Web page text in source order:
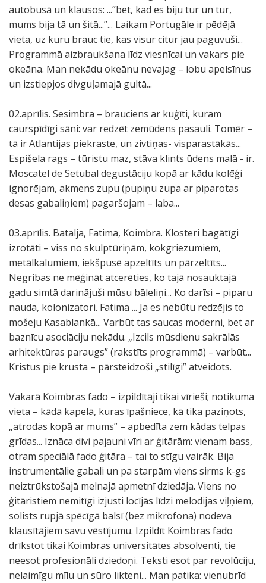
autobusā un klausos: ...”bet, kad es biju tur un tur,
mums bija tā un šitā...”... Laikam Portugāle ir pēdējā
vieta, uz kuru brauc tie, kas visur citur jau paguvuši...
Programmā aizbraukšana līdz viesnīcai un vakars pie
okeāna. Man nekādu okeānu nevajag – lobu apelsīnus
un izstiepjos divguļamajā gultā...
02.aprīlis. Sesimbra – brauciens ar kuģīti, kuram
caurspīdīgi sāni: var redzēt zemūdens pasauli. Tomēr –
tā ir Atlantijas piekraste, un zivtiņas- visparastākās...
Espišela rags – tūristu maz, stāva klints ūdens malā - ir.
Moscatel de Setubal degustāciju kopā ar kādu kolēģi
ignorējam, akmens zupu (pupiņu zupa ar piparotas
desas gabaliņiem) pagaršojam – laba...
03.aprīlis. Batalja, Fatima, Koimbra. Klosteri bagātīgi
izrotāti – viss no skulptūriņām, kokgriezumiem,
metālkalumiem, iekšpusē apzeltīts un pārzeltīts...
Negribas ne mēģināt atcerēties, ko tajā nosauktajā
gadu simtā darinājuši mūsu bāleliņi... Ko darīsi – piparu
nauda, kolonizatori. Fatima ... Ja es nebūtu redzējis to
mošeju Kasablankā... Varbūt tas saucas moderni, bet ar
baznīcu asociāciju nekādu. „Izcils mūsdienu sakrālās
arhitektūras paraugs” (rakstīts programmā) – varbūt...
Kristus pie krusta – pārsteidzoši „stilīgi” atveidots.
Vakarā Koimbras fado – izpildītāji tikai vīrieši; notikuma
vieta – kādā kapelā, kuras īpašniece, kā tika paziņots,
„atrodas kopā ar mums” – apbedīta zem kādas telpas
grīdas... Iznāca divi pajauni vīri ar ģitārām: vienam bass,
otram speciālā fado ģitāra – tai to stīgu vairāk. Bija
instrumentālie gabali un pa starpām viens sirms k-gs
neiztrūkstošajā melnajā apmetnī dziedāja. Viens no
ģitāristiem nemitīgi izjusti locījās līdzi melodijas viļņiem,
solists rupjā spēcīgā balsī (bez mikrofona) nodeva
klausītājiem savu vēstījumu. Izpildīt Koimbras fado
drīkstot tikai Koimbras universitātes absolventi, tie
neesot profesionāli dziedoņi. Teksti esot par revolūciju,
nelaimīgu mīlu un sūro likteni... Man patika: vienubrīd